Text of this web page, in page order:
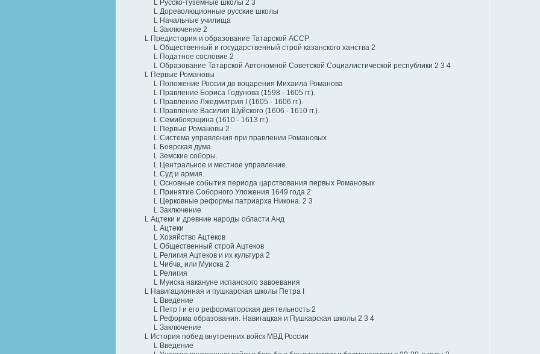
L Русско-туземные школы 2 3
L Дореволюционные русские школы
L Начальные училища
L Заключение 2
L Предистория и образование Татарской АССР
L Общественный и государственный строй казанского ханства 2
L Податное сословие 2
L Образование Татарской Автономной Советской Социалистической республики 2 3 4
L Первые Романовы
L Положение России до воцарения Михаила Романова
L Правление Бориса Годунова (1598 - 1605 гг.).
L Правление Лжедмитрия I (1605 - 1606 гг.).
L Правление Василия Шуйского (1606 - 1610 гг.).
L Семибоярщина (1610 - 1613 гг.).
L Первые Романовы 2
L Система управления при правлении Романовых
L Боярская дума.
L Земские соборы.
L Центральное и местное управление.
L Суд и армия.
L Основные события периода царствования первых Романовых
L Принятие Соборного Уложения 1649 года 2
L Церковные реформы патриарха Никона. 2 3
L Заключение
L Ацтеки и древние народы области Анд
L Ацтеки
L Хозяйство Ацтеков
L Общественный строй Ацтеков
L Религия Ацтеков и их культура 2
L Чибча, или Муиска 2
L Религия
L Муиска накануне испанского завоевания
L Навигационная и пушкарская школы Петра І
L Введение
L Петр I и его реформаторская деятельность 2
L Реформа образования. Навигацкая и Пушкарская школы 2 3 4
L Заключение
L История побед внутренних войск МВД России
L Введение